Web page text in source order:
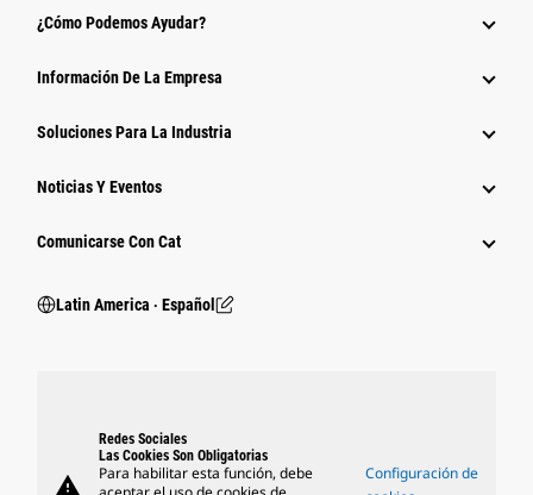
¿Cómo Podemos Ayudar?
Información De La Empresa
Soluciones Para La Industria
Noticias Y Eventos
Comunicarse Con Cat
Latin America ‧ Español
warning
Redes Sociales
Las Cookies Son Obligatorias
Para habilitar esta función, debe
Configuración de